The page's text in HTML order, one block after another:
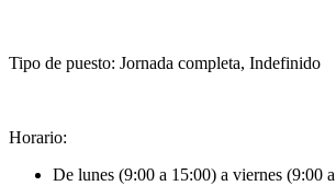
Tipo de puesto: Jornada completa, Indefinido
Horario:
De lunes (9:00 a 15:00) a viernes (9:00